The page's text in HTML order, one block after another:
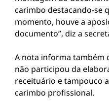
carimbo destacando-se
momento, houve a
documento”, diz a
A nota informa também
não participou da
receituário e tampouco
carimbo profissional.